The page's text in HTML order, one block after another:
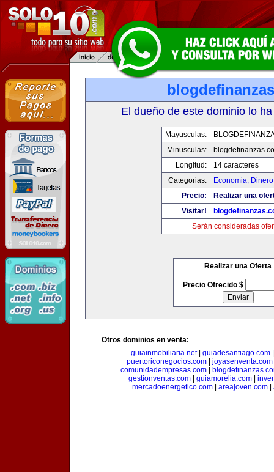
El dueño de este dominio lo
Mayusculas:
Minusculas:
Longitud:
14 caracteres
Categorias:
Economia,
Precio:
Realizar una
Visitar!
Serán consideradas
Realizar una Oferta
Precio Ofrecido $
Otros dominios en venta:
guiainmobiliaria.net| guiadesantiago.com
puertoriconegocios.com
joyasenventa.com
comunidadempresas.com|
gestionventas.com| guiamorelia.com|
mercadoenergetico.com| areajoven.com|